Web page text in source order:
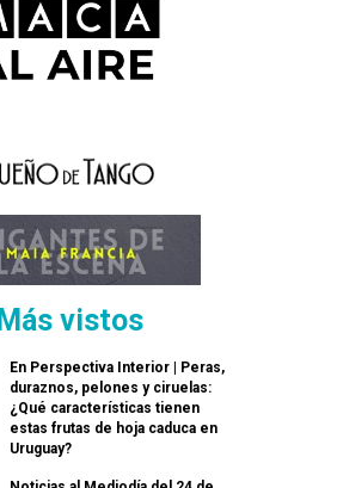
Más vistos
En Perspectiva Interior | Peras,
duraznos, pelones y ciruelas:
¿Qué características tienen
estas frutas de hoja caduca en
Uruguay?